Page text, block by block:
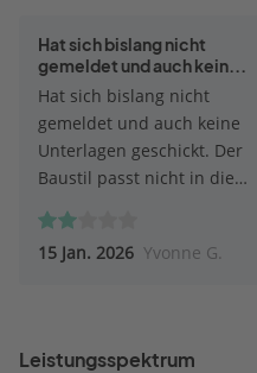
Hat sich bislang nicht
gemeldet und auch kein...
Hat sich bislang nicht
gemeldet und auch keine
Unterlagen geschickt. Der
Baustil passt nicht in die
möchten hier keine weiteren
Kontaktaufnahmen.
15 Jan. 2026 Yvonne G.
Leistungsspektrum